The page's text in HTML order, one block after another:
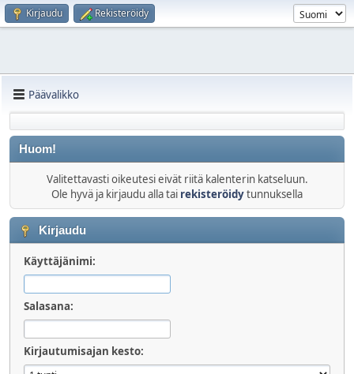
Kirjaudu Rekisteröidy
Päävalikko
Huom!
Valitettavasti oikeutesi eivät riitä kalenterin katseluun.
Ole hyvä ja kirjaudu alla tai rekisteröidytunnuksella
Kirjaudu
Käyttäjänimi:
Salasana:
Kirjautumisajan kesto: